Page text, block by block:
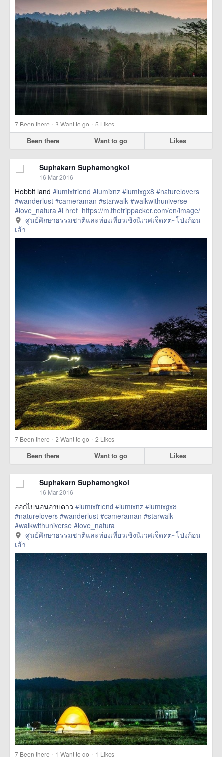
7 Been there · 3 Want to go · 5 Likes
Been there Want to go Likes
Suphakarn Suphamongkol
16 Mar 2016
Hobbit land #lumixfriend #lumixnz #lumixgx8 #naturelovers
#wanderlust #cameraman #starwalk #walkwithuniverse
#love_natura #l href=https://m.thetrippacker.com/en/image/
ศูนย์ศึกษาธรรมชาติและท่องเที่ยวเชิงนิเวศเจ็ดคต~โป่งก้อน
เส้า/192415> more
ศูนย์ศึกษาธรรมชาติและท่องเที่ยวเชิงนิเวศเจ็ดคต~โป่งก้อน
เส้า
7 Been there · 2 Want to go · 2 Likes
Been there Want to go Likes
Suphakarn Suphamongkol
16 Mar 2016
ออกไปนอนอาบดาว #lumixfriend #lumixnz #lumixgx8
#naturelovers #wanderlust #cameraman #starwalk
#walkwithuniverse #love_natura
href=https://m.thetrippacker.com/en/image/ศูนย์ศึกษา
ธรรมชาติและท่องเที่ยวเชิงนิเวศเจ็ดคต~โป่งก้อนเส้า/192412>
more
ศูนย์ศึกษาธรรมชาติและท่องเที่ยวเชิงนิเวศเจ็ดคต~โป่งก้อน
เส้า
7 Been there · 1 Want to go · 1 Likes